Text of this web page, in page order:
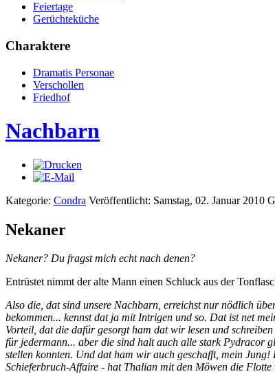
Feiertage
Gerüchteküche
Charaktere
Dramatis Personae
Verschollen
Friedhof
Nachbarn
Kategorie: Condra Veröffentlicht: Samstag, 02. Januar 2010
Nekaner
Nekaner? Du fragst mich echt nach denen?
Entrüstet nimmt der alte Mann einen Schluck aus der
Also die, dat sind unsere Nachbarn, erreichst nur nödlich
bekommen... kennst dat ja mit Intrigen und so. Dat ist net
Vorteil, dat die dafür gesorgt ham dat wir lesen und
für jedermann... aber die sind halt auch alle stark Pydracor
stellen konnten. Und dat ham wir auch geschafft, mein
Schieferbruch-Affaire - hat Thalian mit den Möwen die